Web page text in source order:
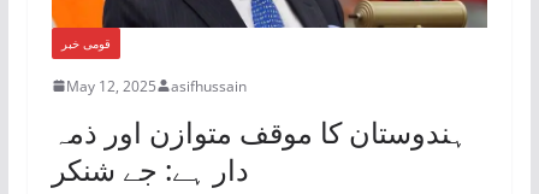
قومی خبر
May 12, 2025 asifhussain
ہندوستان کا موقف متوازن اور ذمہ
دار ہے: جے شنکر